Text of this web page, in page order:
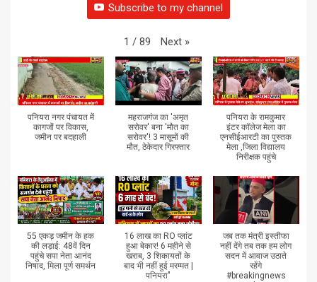
Subscribe to my channel
1 / 89 Next »
पनियरा नगर पंचायत में
कागजों पर विकास,
जमीन पर बदहाली
महराजगंज का 'अमृत
सरोवर' बना 'मौत का
सरोवर'! 3 मासूमों की
मौत, ठेकेदार गिरफ्तार
पनियरा के रामकुमार
इंटर कॉलेज मेला का
एनसीईआरटी का पुस्तक
मेला ,जिला विद्यालय
निरीक्षक पहुंचे
55 एकड़ जमीन के हक
की लड़ाई: 48वें दिन
पहुंचे सपा नेता आनंद
निषाद, मिला पूर्ण समर्थन
16 लाख का RO प्लांट
हुआ बेकार! 6 महीने से
खराब, 3 शिकायतों के
बाद भी नहीं हुई मरम्मत |
पनियरा"
जब तक मंत्री इस्तीफा
नहीं देंगे तब तक हम लोग
सदन में आवाज उठाते
रहेंगे
#breakingnews